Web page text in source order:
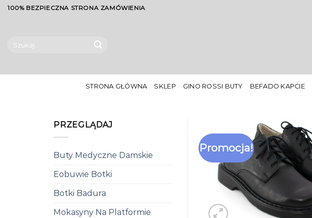
Skip100% BEZPIECZNA STRONA ZAMÓWIENIA
STRONA GŁÓWNA SKLEP GINO ROSSI BUTY BEFADO KAPCIE
PRZEGLĄDAJ
Buty Medyczne Damskie
Eobuwie Botki
Botki Badura
Mokasyny Na Platformie
Promocja!